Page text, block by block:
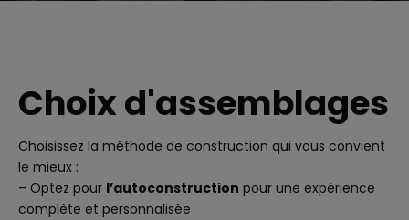
Choix d'assemblages
Choisissez la méthode de construction qui vous convient
le mieux :
– Optez pour l’autoconstruction pour une expérience
complète et personnalisée